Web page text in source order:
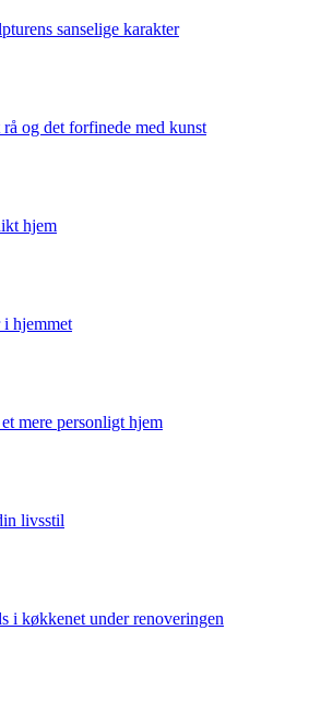
sanselige karakter
og det forfinede med kunst
hjem
i hjemmet
mere personligt hjem
livsstil
i køkkenet under renoveringen